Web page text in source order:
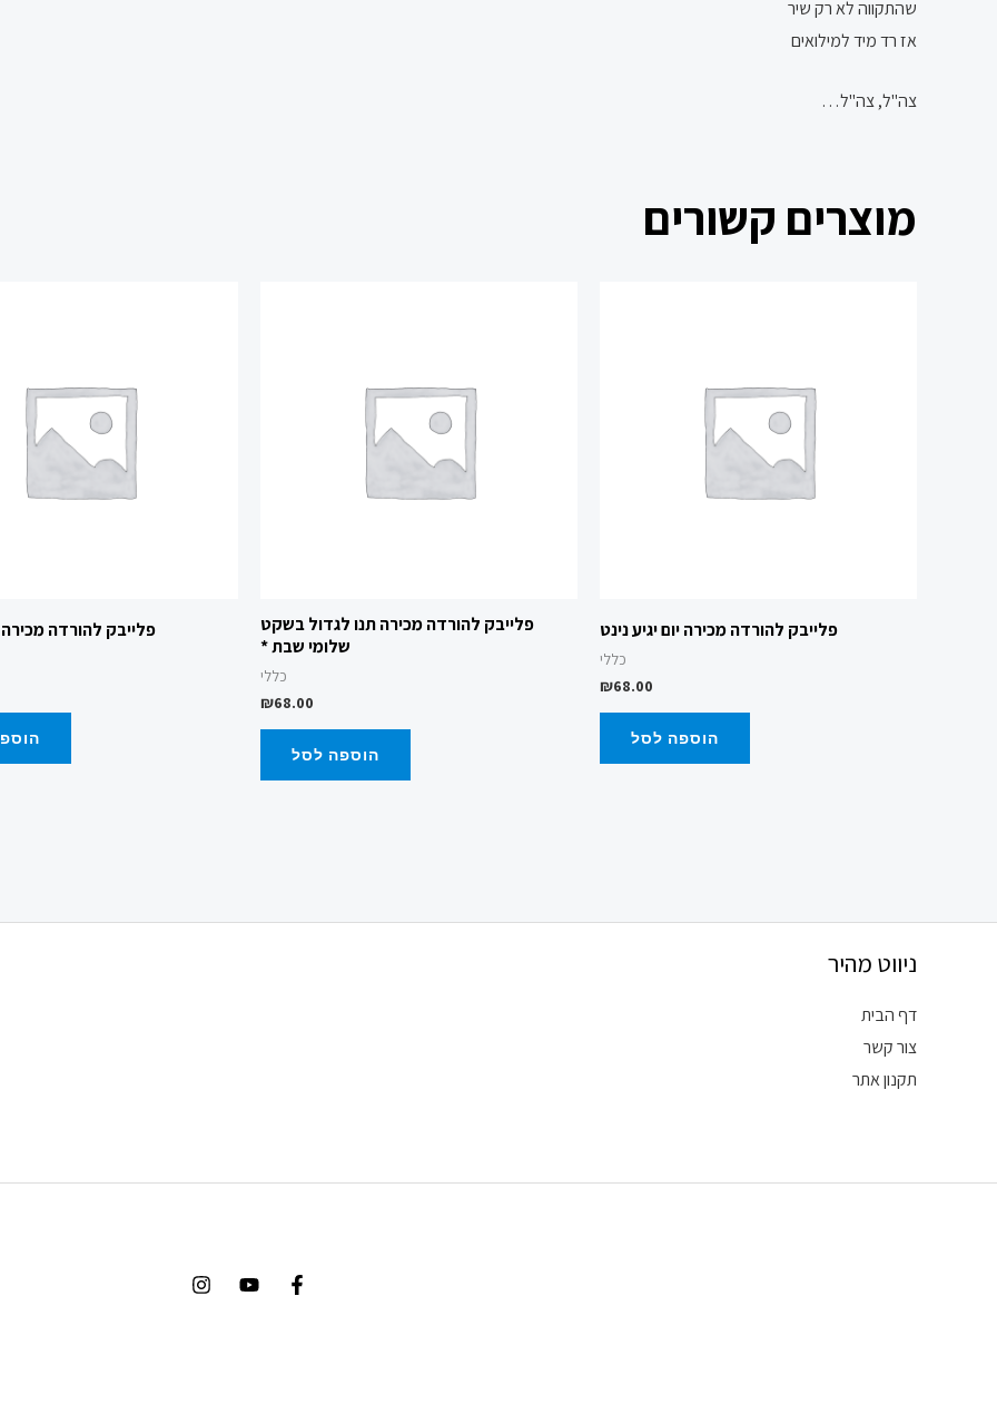
שהתקווה לא רק שיר
אז רד מיד למילואים
צה"ל, צה"ל…
מוצרים קשורים
פלייבק להורדה מכירה יום יגיע נינט
כללי
₪68.00
הוספה לסל
פלייבק להורדה מכירה תנו לגדול בשקט
שלומי שבת *
כללי
₪68.00
הוספה לסל
פלייבק להורדה מכירה
ניווט מהיר
דף הבית
צור קשר
תקנון אתר